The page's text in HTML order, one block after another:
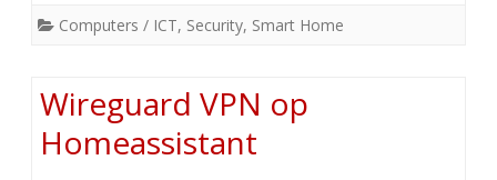
Computers / ICT, Security, Smart Home
Wireguard VPN op
Homeassistant